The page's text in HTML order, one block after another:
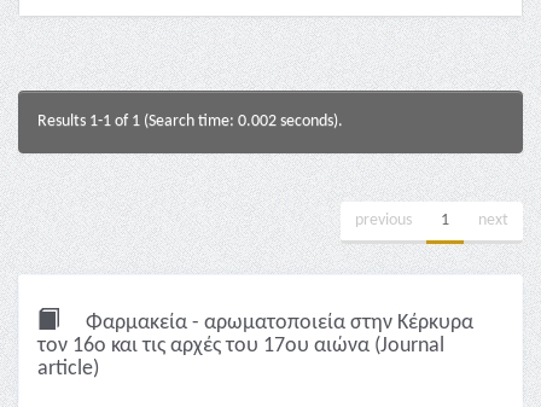
Results 1-1 of 1 (Search time: 0.002 seconds).
previous 1 next
Φαρμακεία - αρωματοποιεία στην Κέρκυρα
τον 16ο και τις αρχές του 17ου αιώνα (Journal
article)